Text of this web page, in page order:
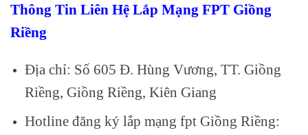
Thông Tin Liên Hệ Lắp Mạng FPT Giồng
Riềng
Địa chỉ: Số 605 Đ. Hùng Vương, TT. Giồng
Riềng, Giồng Riềng, Kiên Giang
Hotline đăng ký lắp mạng fpt Giồng Riềng: